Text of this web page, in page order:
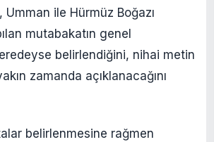
Umman ile Hürmüz Boğazı
mutabakatın genel
belirlendiğini, nihai metin
zamanda açıklanacağını
belirlenmesine rağmen